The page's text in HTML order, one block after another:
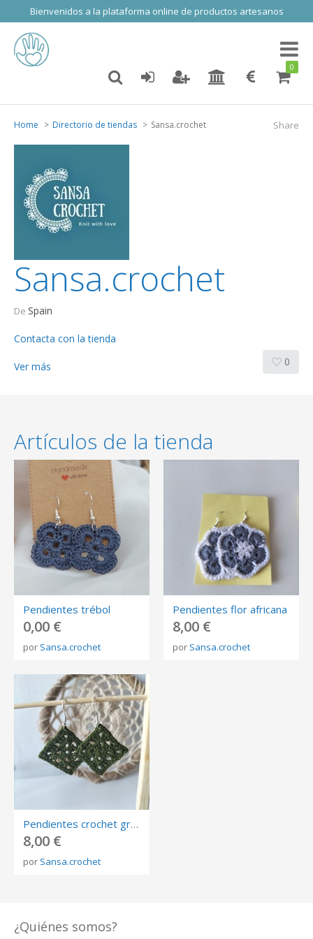
Bienvenidos a la plataforma online de productos artesanos
Toggle
0
Share
Home Directorio de tiendas Sansa.crochet
Sansa.crochet
De Spain
Contacta con la tienda
Ver más 0
Artículos de la tienda
Pendientes trébol
0,00 €
por Sansa.crochet
Pendientes flor africana
8,00 €
por Sansa.crochet
Pendientes crochet granny
8,00 €
por Sansa.crochet
¿Quiénes somos?